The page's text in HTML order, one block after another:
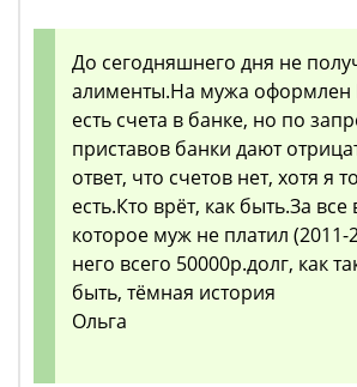
До сегодняшнего дня не
алименты.На мужа оформлен
есть счета в банке, но по
приставов банки дают
ответ, что счетов нет, хотя я
есть.Кто врёт, как быть.За
которое муж не платил (2011-
него всего 50000р.долг, как
быть, тёмная история
Ольга